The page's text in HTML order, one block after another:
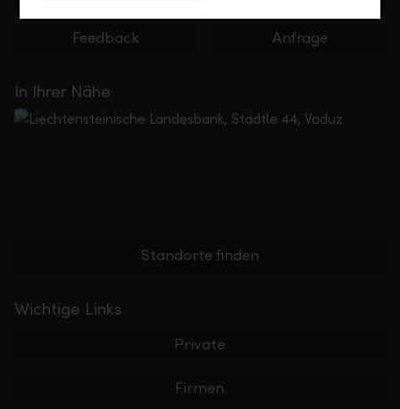
Feedback Anfrage
In Ihrer Nähe
Standorte finden
Wichtige Links
Private
Firmen